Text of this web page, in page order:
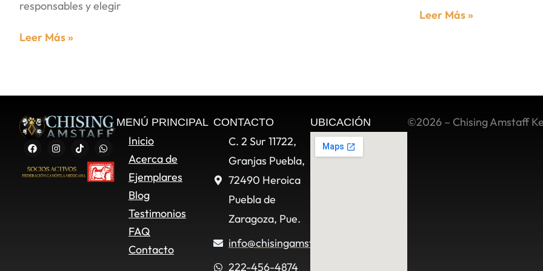
responsables y elegir
Leer Más »
Leer Más »
MENÚ PRINCIPAL
Inicio
Acerca de
Ejemplares
Blog
Testimonios
FAQ
Contacto
CONTACTO
C. 2 Sur 11722,
Granjas Puebla,
72490 Heroica
Puebla de
Zaragoza, Pue.
info@chisingamstaff.com
222-456-4874
UBICACIÓN ©2026 – Chising Amstaff